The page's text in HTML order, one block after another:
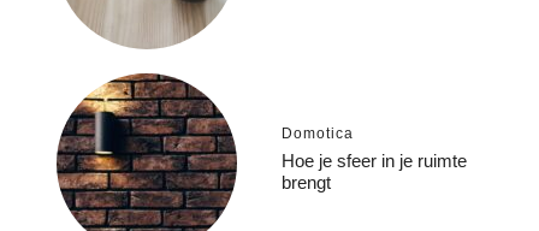
Domotica
Hoe je sfeer in je ruimte
brengt